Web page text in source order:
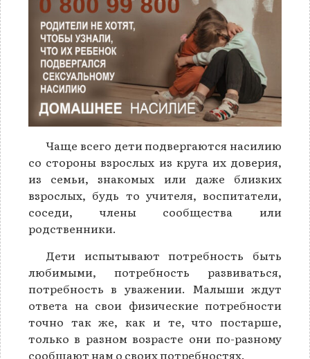
Чаще всего дети подвергаются насилию
со стороны взрослых из круга их доверия,
из семьи, знакомых или даже близких
взрослых, будь то учителя, воспитатели,
соседи, члены сообщества или
родственники.
Дети испытывают потребность быть
любимыми, потребность развиваться,
потребность в уважении. Малыши ждут
ответа на свои физические потребности
точно так же, как и те, что постарше,
только в разном возрасте они по-разному
сообщают нам о своих потребностях.